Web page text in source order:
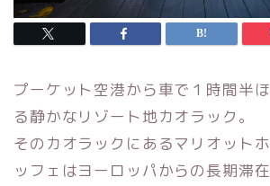
プーケット空港から車で１時間半
る静かなリゾート地カオラック。
そのカオラックにあるマリオット
ッフェはヨーロッパからの長期滞